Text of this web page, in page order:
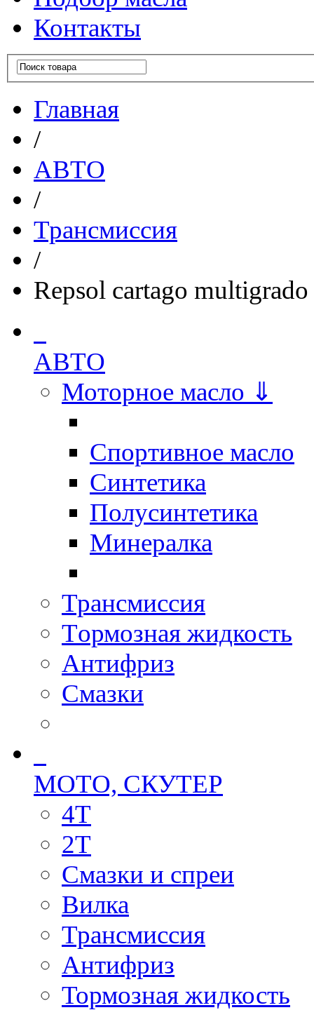
Контакты
Главная
/
АВТО
/
Трансмиссия
/
Repsol cartago
АВТО
Моторное масло ⇓
Спортивное масло
Синтетика
Полусинтетика
Минералка
Трансмиссия
Tормозная жидкость
Антифриз
Смазки
МОТО, СКУТЕР
4T
2T
Смазки и спреи
Вилка
Трансмиссия
Антифриз
Тормозная жидкость